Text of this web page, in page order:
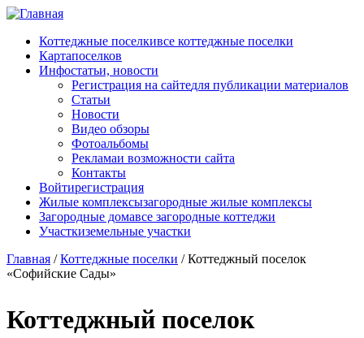
Перейти к основному содержанию
Коттеджные поселкивсе коттеджные поселки
Картапоселков
Инфостатьи, новости
Регистрация на сайтедля публикации материалов
Статьи
Новости
Видео обзоры
Фотоальбомы
Рекламаи возможности сайта
Контакты
Войтирегистрация
Жилые комплексызагородные жилые комплексы
Загородные домавсе загородные коттеджи
Участкиземельные участки
Главная / Коттеджные поселки /Коттеджный поселок
«Софийские Сады»
Коттеджный поселок